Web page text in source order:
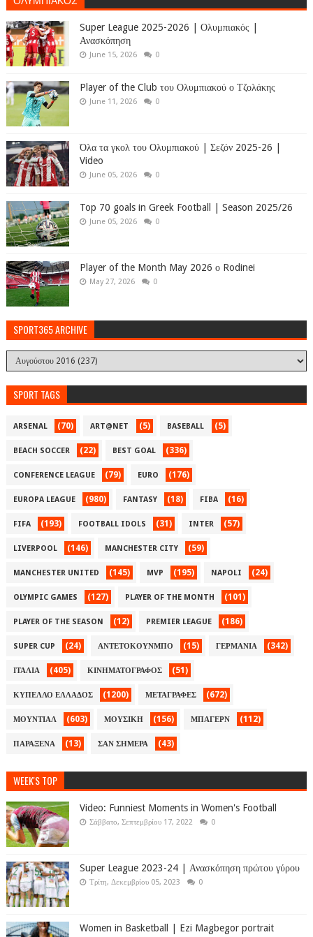
Super League 2025-2026 | Ολυμπιακός |
Ανασκόπηση
June 15, 2026 0
Player of the Club του Ολυμπιακού ο Τζολάκης
June 11, 2026 0
Όλα τα γκολ του Ολυμπιακού | Σεζόν 2025-26 |
Video
June 05, 2026 0
Top 70 goals in Greek Football | Season 2025/26
June 05, 2026 0
Player of the Month May 2026 ο Rodinei
May 27, 2026 0
SPORT365 ARCHIVE
SPORT TAGS
ARSENAL (70) ART@NET (5) BASEBALL (5)
BEACH SOCCER (22) BEST GOAL (336)
CONFERENCE LEAGUE (79) EURO (176)
EUROPA LEAGUE (980) FANTASY (18) FIBA (16)
FIFA (193) FOOTBALL IDOLS (31) INTER (57)
LIVERPOOL (146) MANCHESTER CITY (59)
MANCHESTER UNITED (145) MVP (195) NAPOLI (24)
OLYMPIC GAMES (127) PLAYER OF THE MONTH (101)
PLAYER OF THE SEASON (12) PREMIER LEAGUE (186)
SUPER CUP (24) ΑΝΤΕΤΟΚΟΥΝΜΠΟ (15) ΓΕΡΜΑΝΙΑ (342)
ΙΤΑΛΙΑ (405) ΚΙΝΗΜΑΤΟΓΡΑΦΟΣ (51)
ΚΥΠΕΛΛΟ ΕΛΛΑΔΟΣ (1200) ΜΕΤΑΓΡΑΦΕΣ (672)
ΜΟΥΝΤΙΑΛ (603) ΜΟΥΣΙΚΗ (156) ΜΠΑΓΕΡΝ (112)
ΠΑΡΑΞΕΝΑ (13) ΣΑΝ ΣΗΜΕΡΑ (43)
WEEK'S TOP
Video: Funniest Moments in Women's Football
Σάββατο, Σεπτεμβρίου 17, 2022 0
Super League 2023-24 | Ανασκόπηση πρώτου γύρου
Τρίτη, Δεκεμβρίου 05, 2023 0
Women in Basketball | Ezi Magbegor portrait